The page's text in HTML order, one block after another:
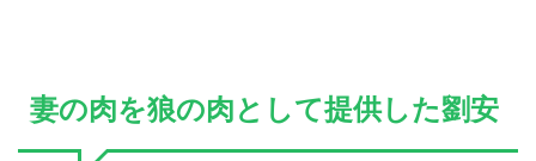
妻の肉を狼の肉として提供した劉安